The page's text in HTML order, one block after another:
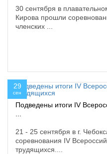
30 сентября в
Кирова прошли
членских ...
29
сен
Подведены итоги IV
21 - 25 сентября в г.
соревнования IV
трудящихся....